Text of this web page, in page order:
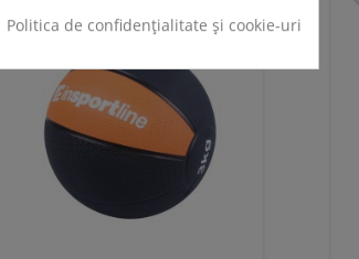
Politica de confidențialitate și cookie-uri